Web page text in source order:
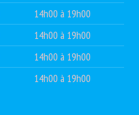
14h00 à 19h00
14h00 à 19h00
14h00 à 19h00
14h00 à 19h00